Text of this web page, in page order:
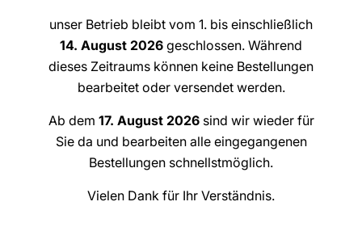
EVVA AKURA 44 Schließzylinder
–107,88€inkl. MwSt. zzgl. Versandkosten
unser Betrieb bleibt vom 1. bis einschließlich
14. August 2026 geschlossen. Während
dieses Zeitraums können keine Bestellungen
bearbeitet oder versendet werden.
Ab dem 17. August 2026sind wir wieder für
Sie da und bearbeiten alle eingegangenen
Bestellungen schnellstmöglich.
Vielen Dank für Ihr Verständnis.